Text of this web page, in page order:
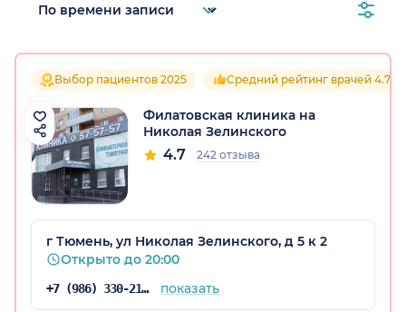
Выбор пациентов 2025 Средний рейтинг врачей 4.7
Филатовская клиника на
Николая Зелинского
4.7 242 отзыва
г Тюмень, ул Николая Зелинского, д 5 к 2
Открыто до 20:00
+7 (986) 330-21-67 показать